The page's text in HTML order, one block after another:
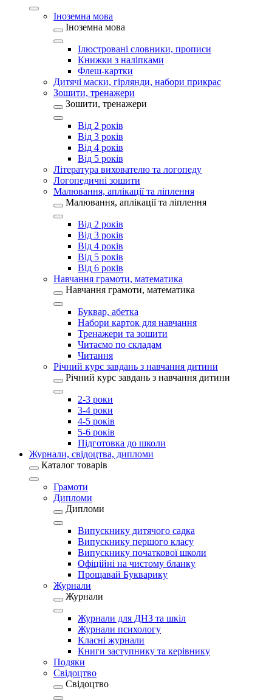
Іноземна мова
Іноземна мова
Ілюстровані словники, прописи
Книжки з наліпками
Флеш-картки
Дитячі маски, гірлянди, набори прикрас
Зошити, тренажери
Зошити, тренажери
Від 2 років
Від 3 років
Від 4 років
Від 5 років
Література вихователю та логопеду
Логопедичні зошити
Малювання, аплікації та ліплення
Малювання, аплікації та ліплення
Від 2 років
Від 3 років
Від 4 років
Від 5 років
Від 6 років
Навчання грамоти, математика
Навчання грамоти, математика
Буквар, абетка
Набори карток для навчання
Тренажери та зошити
Читаємо по складам
Читання
Річний курс завдань з навчання дитини
Річний курс завдань з навчання дитини
2-3 роки
3-4 роки
4-5 років
5-6 років
Підготовка до школи
Журнали, свідоцтва, дипломи
Каталог товарів
Грамоти
Дипломи
Дипломи
Випускнику дитячого садка
Випускнику першого класу
Випускнику початкової школи
Офіційні на чистому бланку
Прощавай Букварику
Журнали
Журнали
Журнали для ДНЗ та шкіл
Журнали психологу
Класні журнали
Книги заступнику та керівнику
Подяки
Свідоцтво
Свідоцтво